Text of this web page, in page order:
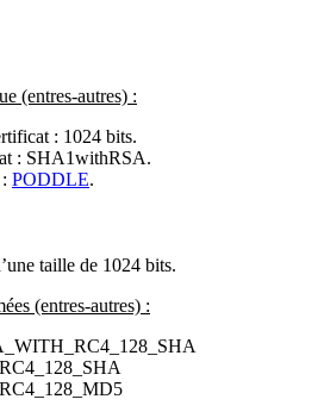
(entres-autres) :
: 1024 bits.
: SHA1withRSA.
PODDLE.
taille de 1024 bits.
(entres-autres) :